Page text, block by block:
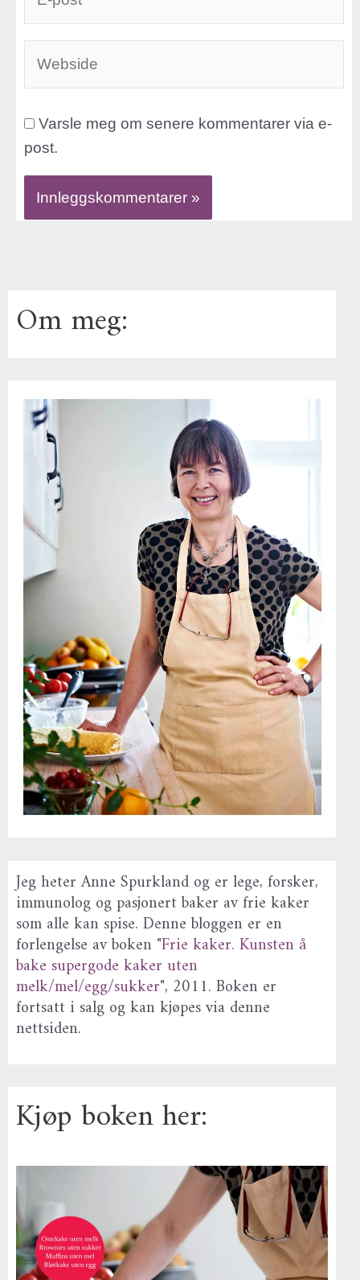
post*
Varsle meg om senere kommentarer via e-
post.
Om meg:
Jeg heter Anne Spurkland og er lege, forsker,
immunolog og pasjonert baker av frie kaker
som alle kan spise. Denne bloggen er en
forlengelse av boken "Frie kaker. Kunsten å
bake supergode kaker uten
melk/mel/egg/sukker", 2011. Boken er
fortsatt i salg og kan kjøpes via denne
nettsiden.
Kjøp boken her: